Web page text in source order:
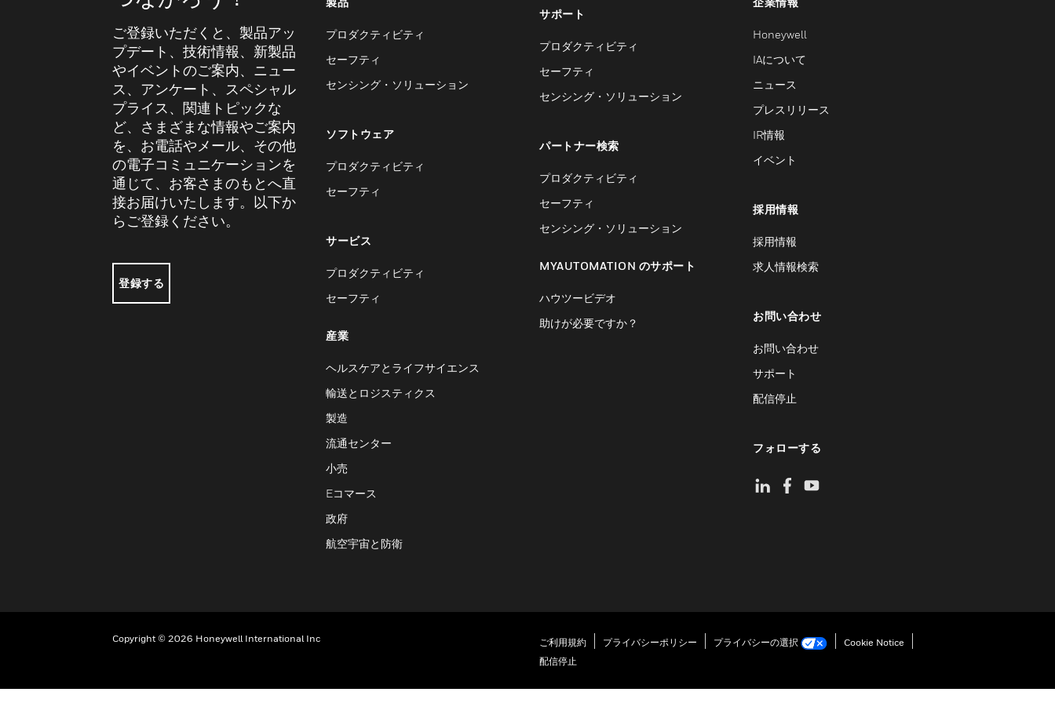
ご登録いただくと、製品アッ
プデート、技術情報、新製品
やイベントのご案内、ニュー
ス、アンケート、スペシャル
プライス、関連トピックな
ど、さまざまな情報やご案内
を、お電話やメール、その他
の電子コミュニケーションを
通じて、お客さまのもとへ直
接お届けいたします。以下か
らご登録ください。
登録する
プロダクティビティ
セーフティ
センシング・ソリューション
ソフトウェア
プロダクティビティ
セーフティ
サービス
プロダクティビティ
セーフティ
産業
ヘルスケアとライフサイエンス
輸送とロジスティクス
製造
流通センター
小売
Eコマース
政府
航空宇宙と防衛
サポート
プロダクティビティ
セーフティ
センシング・ソリューション
パートナー検索
プロダクティビティ
セーフティ
センシング・ソリューション
MYAUTOMATION のサポート
ハウツービデオ
助けが必要ですか？
Honeywell
IAについて
ニュース
プレスリリース
IR情報
イベント
採用情報
採用情報
求人情報検索
お問い合わせ
お問い合わせ
サポート
配信停止
フォローする
Copyright © 2026 Honeywell International Inc ご利用規約 プライバシーポリシー プライバシーの選択
Cookie Notice
配信停止